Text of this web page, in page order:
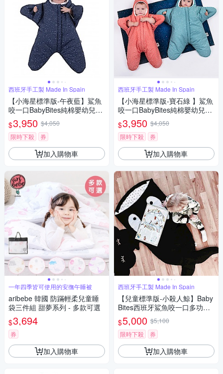
西班牙手工製 Made In Spain
【小海星標準版-午夜藍】鯊魚
咬一口BabyBites純棉嬰幼兒睡
袋
$3,950 $4,050
限時下殺
券
加入購物車
一年四季皆可使用的安撫午睡被
aribebe 韓國 防蹣輕柔兒童睡
袋三件組 甜夢系列 - 多款可選
$3,694
券
加入購物車
西班牙手工製 Made In Spain
【小海星標準版-寶石綠 】鯊魚
咬一口BabyBites純棉嬰幼兒睡
袋
$3,950 $4,050
限時下殺
券
加入購物車
西班牙手工製 Made In Spain
【兒童標準版-小殺人鯨】Baby
Bites西班牙鯊魚咬一口多功能
睡袋
$5,000 $5,100
限時下殺
券
加入購物車